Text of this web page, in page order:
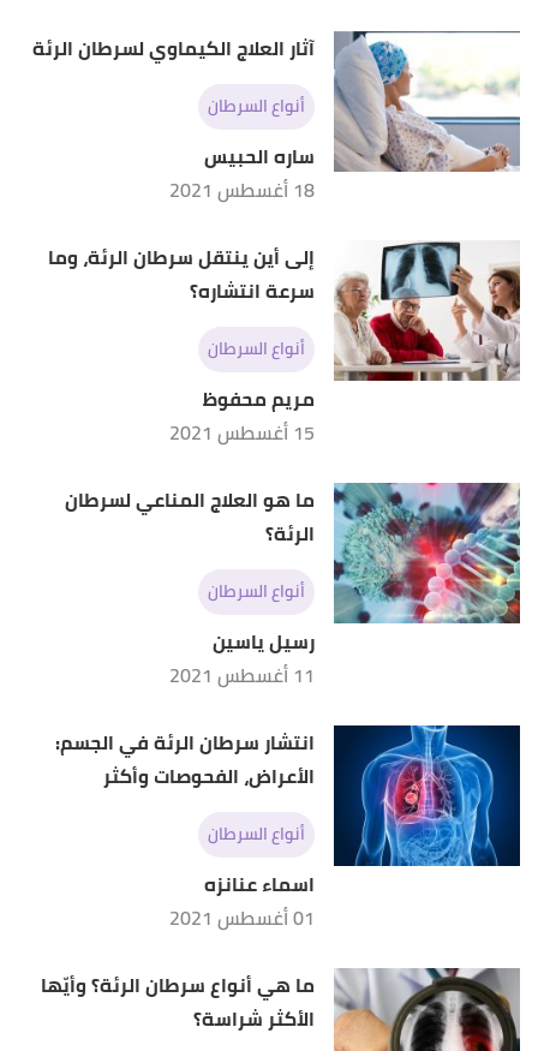
آثار العلاج الكيماوي لسرطان الرئة
أنواع السرطان
ساره الحبيس
18 أغسطس 2021
إلى أين ينتقل سرطان الرئة، وما
سرعة انتشاره؟
أنواع السرطان
مريم محفوظ
15 أغسطس 2021
ما هو العلاج المناعي لسرطان
الرئة؟
أنواع السرطان
رسيل ياسين
11 أغسطس 2021
انتشار سرطان الرئة في الجسم:
الأعراض، الفحوصات وأكثر
أنواع السرطان
اسماء عنانزه
01 أغسطس 2021
ما هي أنواع سرطان الرئة؟ وأيّها
الأكثر شراسة؟